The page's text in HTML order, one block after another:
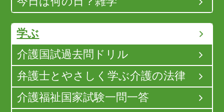
学ぶ
介護国試過去問ドリル
弁護士とやさしく学ぶ介護の法律
介護福祉国家試験一問一答